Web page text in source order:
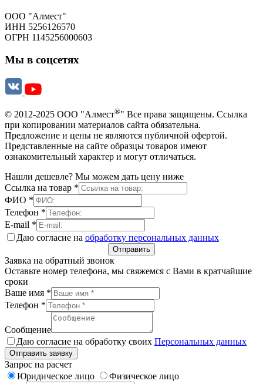
ООО "Алмест"
ИНН 5256126570
ОГРН 1145256000603
Мы в соцсетях
© 2012-2025 ООО "Алмест®" Все права защищены. Ссылка
при копировании материалов сайта обязательна.
Предложение и цены не являются публичной офертой.
Представленные на сайте образцы товаров имеют
ознакомительный характер и могут отличаться.
Нашли дешевле? Мы можем дать цену ниже
Ссылка на товар *
ФИО *
Телефон *
E-mail *
Даю согласие на обработку персональных данных
Отправить
Заявка на обратный звонок
Оставьте номер телефона, мы свяжемся с Вами в кратчайшие
сроки
Ваше имя *
Телефон *
Сообщение
Даю согласие на обработку своих Персональных данных
Отправить заявку
Запрос на расчет
Юридическое лицо
Физическое лицо